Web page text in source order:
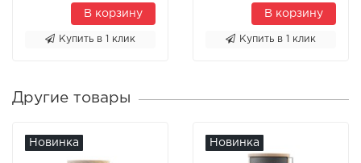
В корзину
Купить в 1 клик
В корзину
Купить в 1 клик
Другие товары
Новинка Новинка